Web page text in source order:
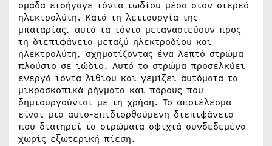
ομάδα εισήγαγε ιόντα ιωδίου μέσα στον στερεό
ηλεκτρολύτη. Κατά τη λειτουργία της
μπαταρίας, αυτά τα ιόντα μεταναστεύουν προς
τη διεπιφάνεια μεταξύ ηλεκτροδίου και
ηλεκτρολύτη, σχηματίζοντας ένα λεπτό στρώμα
πλούσιο σε ιώδιο. Αυτό το στρώμα προσελκύει
ενεργά ιόντα λιθίου και γεμίζει αυτόματα τα
μικροσκοπικά ρήγματα και πόρους που
δημιουργούνται με τη χρήση. Το αποτέλεσμα
είναι μια αυτο-επιδιορθούμενη διεπιφάνεια
που διατηρεί τα στρώματα σφιχτά συνδεδεμένα
χωρίς εξωτερική πίεση.